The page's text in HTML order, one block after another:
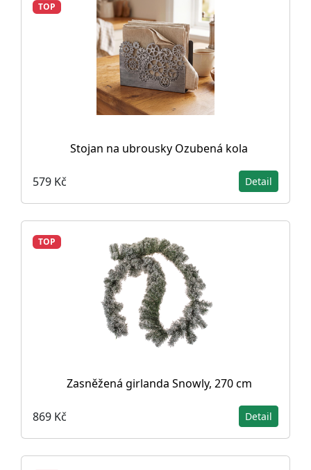
TOP
Stojan na ubrousky Ozubená kola
579 Kč Detail
TOP
Zasněžená girlanda Snowly, 270 cm
869 Kč Detail